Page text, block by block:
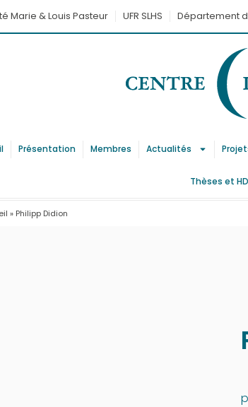
Marie & Louis Pasteur UFR SLHS Département
Présentation Membres Actualités
Thèses et
» Philipp Didion